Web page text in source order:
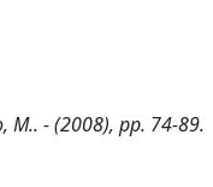
M.. - (2008), pp. 74-89.